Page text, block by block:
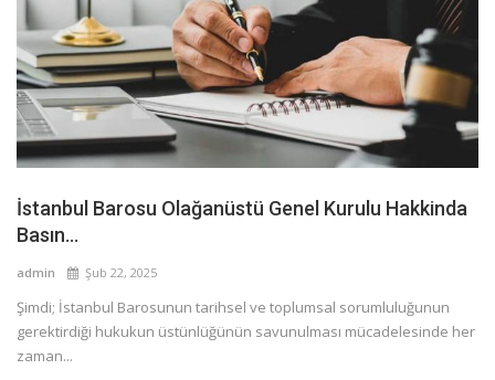
İstanbul Barosu Olağanüstü Genel Kurulu Hakkinda
Basın...
admin Şub 22, 2025
Şimdi; İstanbul Barosunun tarihsel ve toplumsal sorumluluğunun
gerektirdiği hukukun üstünlüğünün savunulması mücadelesinde her
zaman...